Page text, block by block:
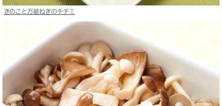
きのこと万能ねぎのチヂミ